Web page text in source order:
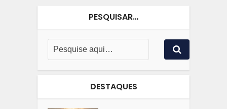
PESQUISAR…
DESTAQUES